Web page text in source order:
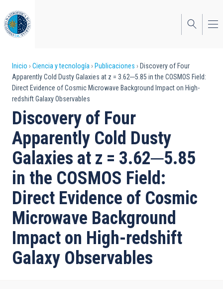
al
contenido
principal
Sobrescribir
enlaces
de
ayuda
a
la
navegación
Inicio Ciencia y tecnología Publicaciones
Discovery of Four
Apparently Cold Dusty Galaxies at z = 3.62─5.85 in the COSMOS Field:
Direct Evidence of Cosmic Microwave Background Impact on High-
redshift Galaxy Observables
Discovery of Four
Apparently Cold Dusty
Galaxies at z = 3.62─5.85
in the COSMOS Field:
Direct Evidence of Cosmic
Microwave Background
Impact on High-redshift
Galaxy Observables